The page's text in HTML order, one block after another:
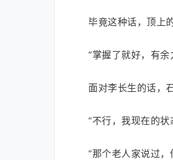
毕竟这种话，顶上
“掌握了就好，有
面对李长生的话，
“不行，我现在的
“那个老人家说过